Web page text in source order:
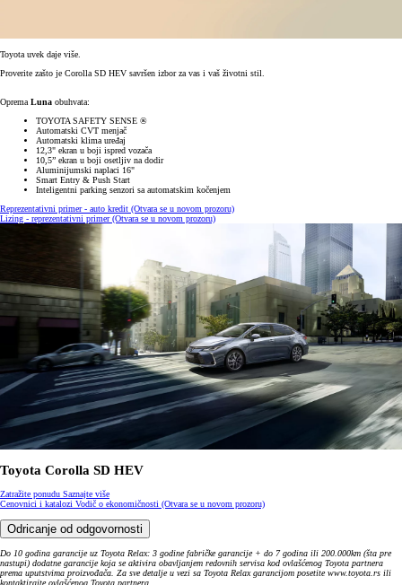
Toyota uvek daje više.
Proverite zašto je Corolla SD HEV savršen izbor za vas i vaš životni stil.
Oprema Luna obuhvata:
TOYOTA SAFETY SENSE ®
Automatski CVT menjač
Automatski klima uređaj
12,3" ekran u boji ispred vozača
10,5” ekran u boji osetljiv na dodir
Aluminijumski naplaci 16"
Smart Entry & Push Start
Inteligentni parking senzori sa automatskim kočenjem
Reprezentativni primer - auto kredit (Otvara se u novom prozoru)
Lizing - reprezentativni primer(Otvara se u novom prozoru)
Toyota Corolla SD HEV
Zatražite ponudu Saznajte više
Cenovnici i katalozi Vodič o ekonomičnosti (Otvara se u novom prozoru)
Odricanje od odgovornosti
Do 10 godina garancije uz Toyota Relax: 3 godine fabričke garancije + do 7 godina ili 200.000km (šta pre
nastupi) dodatne garancije koja se aktivira obavljanjem redovnih servisa kod ovlašćenog Toyota partnera
prema uputstvima proizvođača. Za sve detalje u vezi sa Toyota Relax garancijom posetite www.toyota.rs ili